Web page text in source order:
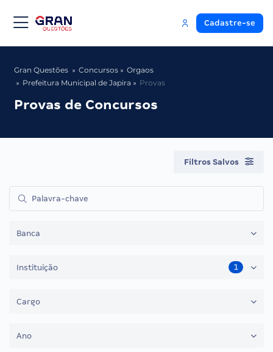
Cadastre-se
Gran Questões Concursos
Orgaos
Prefeitura Municipal de Japira
Provas
Provas de Concursos
Filtros Salvos
Banca
Instituição 1
Cargo
Ano